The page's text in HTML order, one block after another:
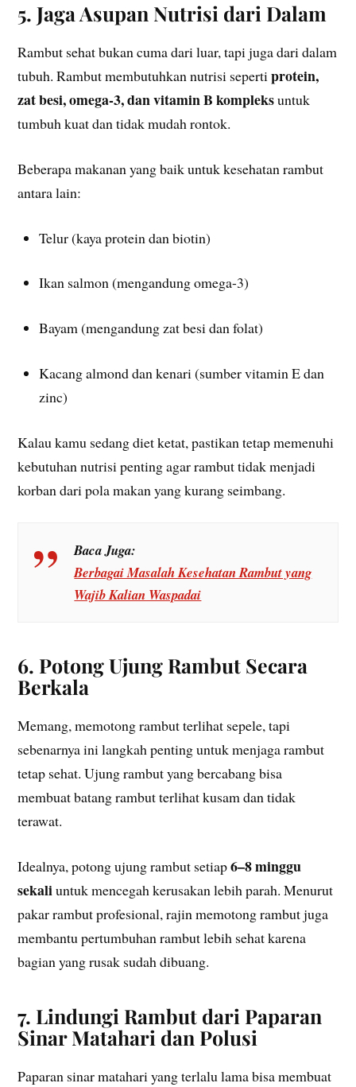
5. Jaga Asupan Nutrisi dari Dalam
Rambut sehat bukan cuma dari luar, tapi juga dari dalam
tubuh. Rambut membutuhkan nutrisi sepertiprotein,
zat besi, omega-3, dan vitamin B kompleksuntuk
tumbuh kuat dan tidak mudah rontok.
Beberapa makanan yang baik untuk kesehatan rambut
antara lain:
Telur (kaya protein dan biotin)
Ikan salmon (mengandung omega-3)
Bayam (mengandung zat besi dan folat)
Kacang almond dan kenari (sumber vitamin E dan
zinc)
Kalau kamu sedang diet ketat, pastikan tetap memenuhi
kebutuhan nutrisi penting agar rambut tidak menjadi
korban dari pola makan yang kurang seimbang.
Baca Juga:
Berbagai Masalah Kesehatan Rambut yang
Wajib Kalian Waspadai
6. Potong Ujung Rambut Secara
Berkala
Memang, memotong rambut terlihat sepele, tapi
sebenarnya ini langkah penting untuk menjaga rambut
tetap sehat. Ujung rambut yang bercabang bisa
membuat batang rambut terlihat kusam dan tidak
terawat.
Idealnya, potong ujung rambut setiap6–8 minggu
sekaliuntuk mencegah kerusakan lebih parah. Menurut
pakar rambut profesional, rajin memotong rambut juga
membantu pertumbuhan rambut lebih sehat karena
bagian yang rusak sudah dibuang.
7. Lindungi Rambut dari Paparan
Sinar Matahari dan Polusi
Paparan sinar matahari yang terlalu lama bisa membuat